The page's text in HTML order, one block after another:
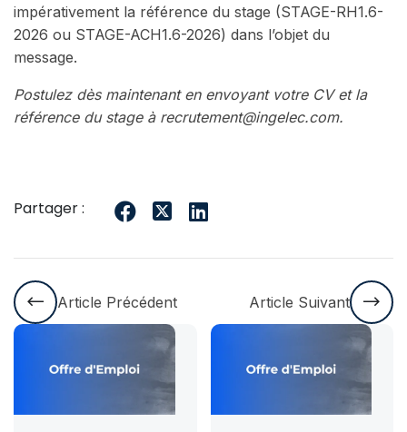
impérativement la référence du stage (STAGE-RH1.6-
2026 ou STAGE-ACH1.6-2026) dans l’objet du
message.
Postulez dès maintenant en envoyant votre CV et la
référence du stage à recrutement@ingelec.com.
Partager :
Article Précédent Article Suivant